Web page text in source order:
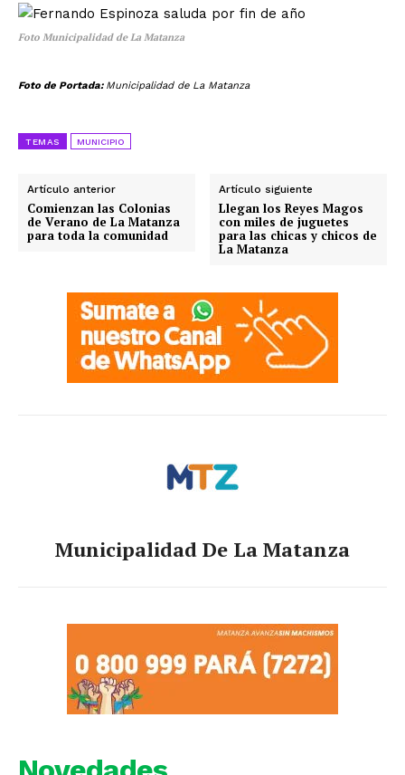
Foto Municipalidad de La Matanza
Foto de Portada: Municipalidad de La Matanza
TEMAS MUNICIPIO
Artículo anterior
Comienzan las Colonias
de Verano de La Matanza
para toda la comunidad
Artículo siguiente
Llegan los Reyes Magos
con miles de juguetes
para las chicas y chicos de
La Matanza
Municipalidad De La Matanza